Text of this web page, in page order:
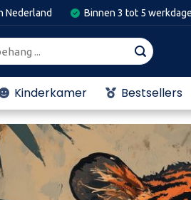
Nederland Binnen 3 tot 5
Kinderkamer Bestsellers